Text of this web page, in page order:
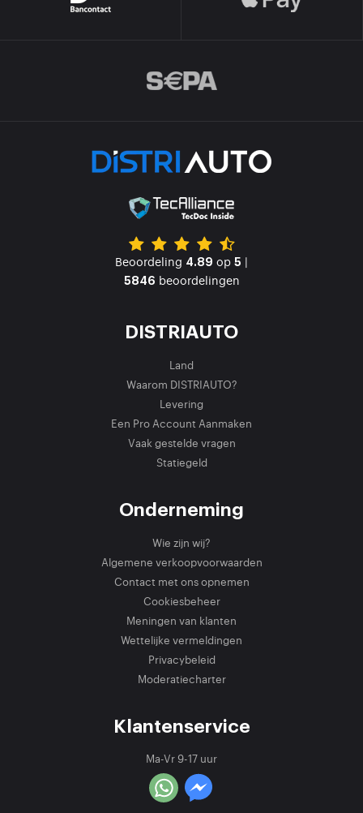
Beoordeling 4.89 op 5 |
5846 beoordelingen
DISTRIAUTO
Land
Waarom DISTRIAUTO?
Levering
Een Pro Account Aanmaken
Vaak gestelde vragen
Statiegeld
Onderneming
Wie zijn wij?
Algemene verkoopvoorwaarden
Contact met ons opnemen
Cookiesbeheer
Meningen van klanten
Wettelijke vermeldingen
Privacybeleid
Moderatiecharter
Klantenservice
Ma-Vr 9-17 uur